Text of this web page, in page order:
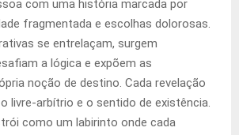
com uma história marcada por
fragmentada e escolhas dolorosas.
se entrelaçam, surgem
a lógica e expõem as
noção de destino. Cada revelação
livre-arbítrio e o sentido de existência.
como um labirinto onde cada